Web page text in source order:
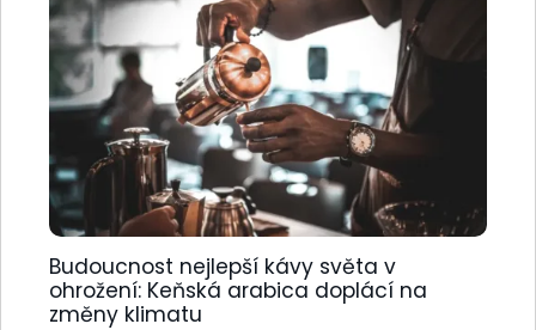
Budoucnost nejlepší kávy světa v
ohrožení: Keňská arabica doplácí na
změny klimatu